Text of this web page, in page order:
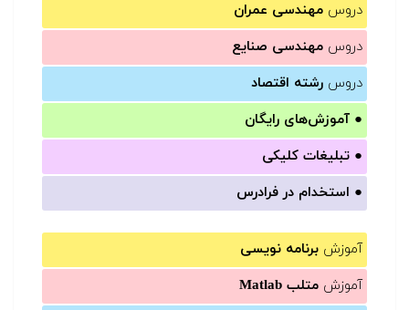
دروس مهندسی عمران
دروس مهندسی صنایع
دروس رشته اقتصاد
● آموزش‌های رایگان
● تبلیغات کلیکی
● استخدام در فرادرس
آموزش برنامه نویسی
آموزش متلب Matlab